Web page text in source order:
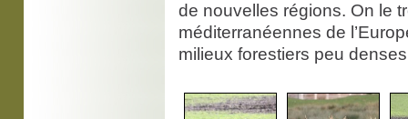
de nouvelles régions. On le
méditerranéennes de
milieux forestiers peu